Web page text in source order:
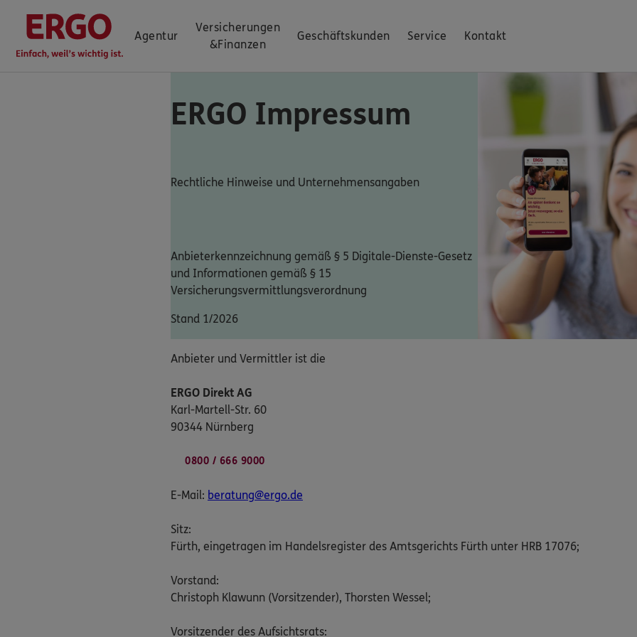
Agentur
Versicherungen
&Finanzen
Geschäftskunden Service Kontakt
ERGO Impressum
Rechtliche Hinweise und Unternehmensangaben
Anbieterkennzeichnung gemäß § 5 Digitale-Dienste-Gesetz
und Informationen gemäß § 15
Versicherungsvermittlungsverordnung
Stand 1/2026
Anbieter und Vermittler ist die
ERGO Direkt AG
Karl-Martell-Str. 60
90344 Nürnberg
0800 / 666 9000
E-Mail: beratung@ergo.de
Sitz:
Fürth, eingetragen im Handelsregister des Amtsgerichts Fürth unter HRB 17076;
Vorstand:
Christoph Klawunn (Vorsitzender), Thorsten Wessel;
Vorsitzender des Aufsichtsrats: